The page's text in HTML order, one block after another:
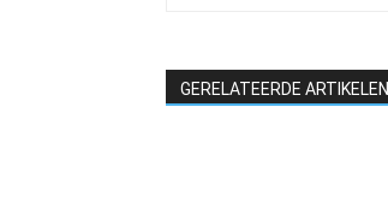
GERELATEERDE ARTIKELEN